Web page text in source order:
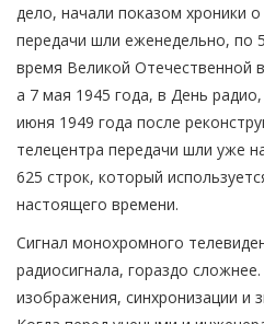
дело, начали показом хроники
передачи шли еженедельно, по
время Великой Отечественной
а 7 мая 1945 года, в День
июня 1949 года после
телецентра передачи шли уже
625 строк, который
настоящего времени.
Сигнал монохромного
радиосигнала, гораздо
изображения, синхронизации и